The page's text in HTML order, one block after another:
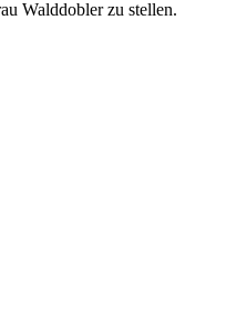
Walddobler zu stellen.